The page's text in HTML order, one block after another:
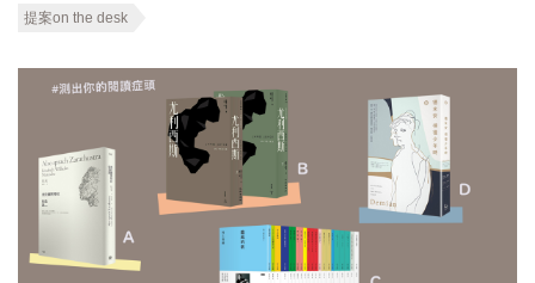
提案on the desk